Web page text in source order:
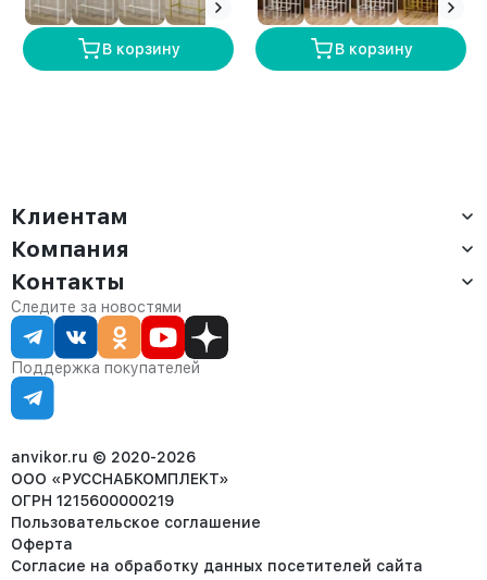
В корзину В корзину
Клиентам
Доставка
Оплата
Сервис
Статус заказа
Статьи
Компания
О компании
Контакты
Партнёрам
Контакты
Отдел продаж:
8 (800) 234-22-62
corp@anvikor.ru
Ежедневно, с 7:00-19:00 (МСК)
Отдел рекламации:
8 (953) 455-25-61
Следите за новостями
Поддержка покупателей
anvikor.ru © 2020-2026
ООО «РУССНАБКОМПЛЕКТ»
ОГРН 1215600000219
Пользовательское соглашение
Оферта
Согласие на обработку данных посетителей сайта